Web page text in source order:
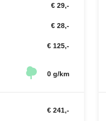
€ 29,-
€ 28,-
€ 125,-
0 g/km
€ 241,-